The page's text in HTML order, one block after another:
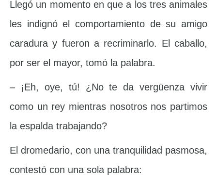
Llegó un momento en que a los tres animales
les indignó el comportamiento de su amigo
caradura y fueron a recriminarlo. El caballo,
por ser el mayor, tomó la palabra.
– ¡Eh, oye, tú! ¿No te da vergüenza vivir
como un rey mientras nosotros nos partimos
la espalda trabajando?
El dromedario, con una tranquilidad pasmosa,
contestó con una sola palabra: